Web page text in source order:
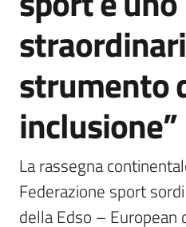
strumento
inclusione”
La rassegna
Federazione sport
della Edso – European